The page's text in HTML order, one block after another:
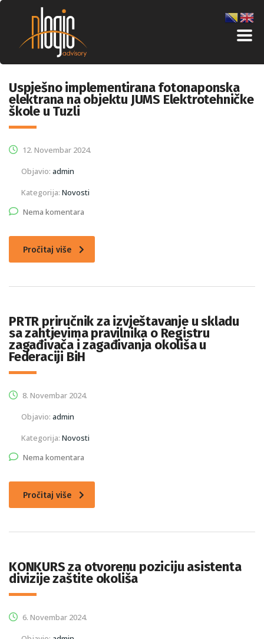
Uspješno implementirana fotonaponska
elektrana na objektu JUMS Elektrotehničke
škole u Tuzli
12. Novembar 2024.
Objavio: admin
Kategorija: Novosti
Nema komentara
Pročitaj više
PRTR priručnik za izvještavanje u skladu
sa zahtjevima pravilnika o Registru
zagađivača i zagađivanja okoliša u
Federaciji BiH
8. Novembar 2024.
Objavio: admin
Kategorija: Novosti
Nema komentara
Pročitaj više
KONKURS za otvorenu poziciju asistenta
divizije zaštite okoliša
6. Novembar 2024.